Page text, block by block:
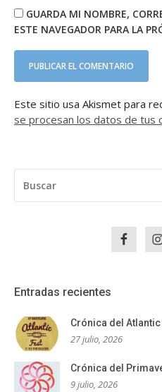
GUARDA MI NOMBRE,
ESTE NAVEGADOR PARA LA
Este sitio usa Akismet para
se procesan los datos de tus
Entradas recientes
Crónica del Atlantic
27 julio, 2026
Crónica del
9 julio, 2026